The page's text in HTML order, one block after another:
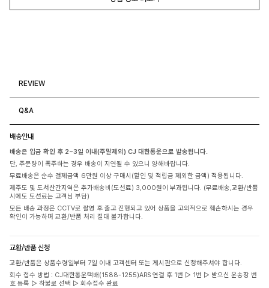
REVIEW
Q&A
배송안내
배송은 입금 확인 후 2~3일 이내(주말제외) CJ 대한통운으로 발송됩니다.
단, 주문량이 폭주하는 경우 배송이 지연될 수 있으니 양해바랍니다.
무료배송은 순수 결제금액 6만원 이상 구매시(할인 및 적립금 제외한 금액) 적용됩니다.
제주도 및 도서산간지역은 추가배송비(도선료) 3,000원이 부과됩니다. (무료배송,교환/반품
시에도 도선료는 고객님 부담)
모든 배송 과정은 CCTV로 촬영 후 출고 진행되고 있어 상품을 고의적으로 훼손하시는 경우
확인이 가능하며 교환/반품 처리 절대 불가합니다.
교환/반품 신청
교환/반품은 상품수령일부터 7일 이내 고객센터 또는 게시판으로 신청해주셔야 합니다.
회수 접수 방법 : CJ대한통운택배(1588-1255)ARS 연결 후 1번 ▷ 1번 ▷ 받으신 운송장 번
호 등록 ▷ 착불로 선택 ▷ 회수접수 완료